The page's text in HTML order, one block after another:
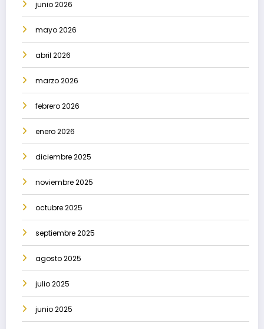
junio 2026
mayo 2026
abril 2026
marzo 2026
febrero 2026
enero 2026
diciembre 2025
noviembre 2025
octubre 2025
septiembre 2025
agosto 2025
julio 2025
junio 2025